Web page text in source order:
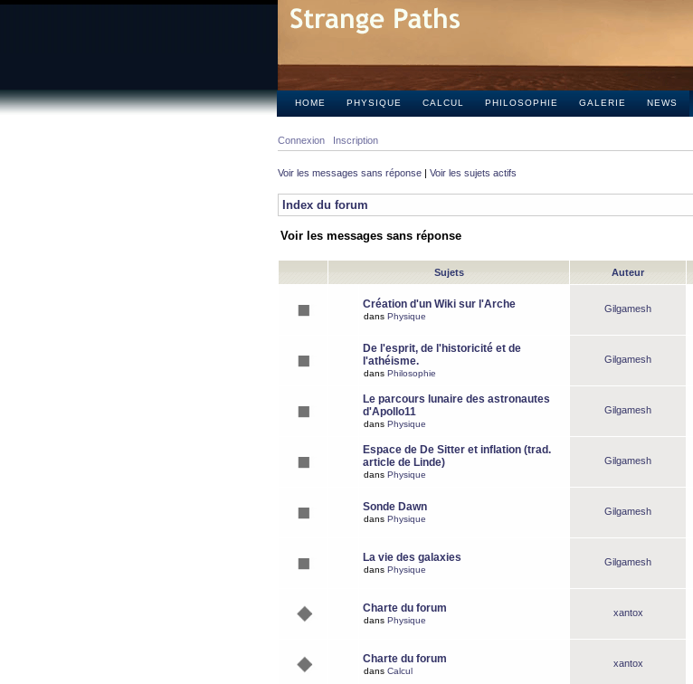
HOME PHYSIQUE CALCUL PHILOSOPHIE GALERIE NEWS
Connexion Inscription
Voir les messages sans réponse | Voir les sujets actifs
Index du forum
Voir les messages sans réponse
Sujets Auteur
Création d'un Wiki sur l'Arche
dans Physique
Gilgamesh
De l'esprit, de l'historicité et de
l'athéisme.
dans Philosophie
Gilgamesh
Le parcours lunaire des astronautes
d'Apollo11
dans Physique
Gilgamesh
Espace de De Sitter et inflation (trad.
article de Linde)
dans Physique
Gilgamesh
Sonde Dawn
dans Physique
Gilgamesh
La vie des galaxies
dans Physique
Gilgamesh
Charte du forum
dans Physique
xantox
Charte du forum
dans Calcul
xantox